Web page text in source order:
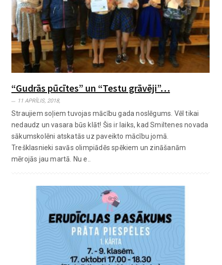
“Gudrās pūcītes” un “Testu grāvēji”…
11 APRĪLIS, 2018,
Straujiem soļiem tuvojas mācību gada noslēgums. Vēl tikai
nedaudz un vasara būs klāt! Šis ir laiks, kad Smiltenes novada
sākumskolēni atskatās uz paveikto mācību jomā.
Trešklasnieki savās olimpiādēs spēkiem un zināšanām
mērojās jau martā. Nu e..